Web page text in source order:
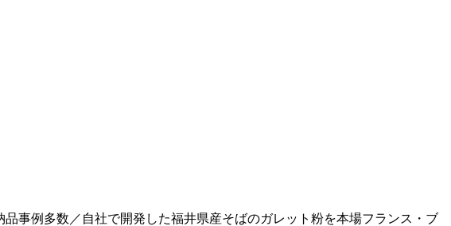
事例多数／自社で開発した福井県産そばのガレット粉を本場フランス・ブ